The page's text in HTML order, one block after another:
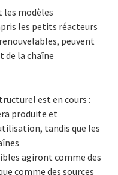
les modèles
les petits réacteurs
peuvent
de la chaîne
est en cours :
produite et
tandis que les
agiront comme des
comme des sources